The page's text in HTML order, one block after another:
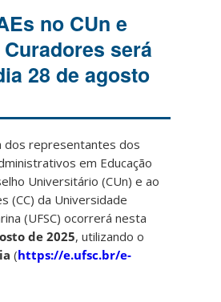
no CUn e
será
28 de agosto
dos representantes dos
em Educação
Universitário (CUn) e ao
(CC) da Universidade
(UFSC) ocorrerá nesta
de 2025, utilizando o
(https://e.ufsc.br/e-